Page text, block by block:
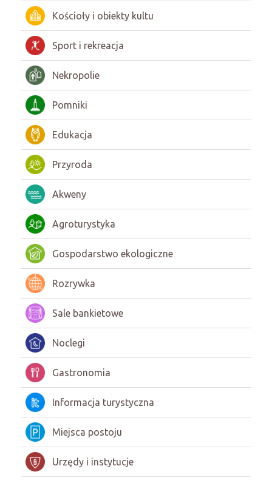
Kościoły i obiekty kultu
Sport i rekreacja
Nekropolie
Pomniki
Edukacja
Przyroda
Akweny
Agroturystyka
Gospodarstwo ekologiczne
Rozrywka
Sale bankietowe
Noclegi
Gastronomia
Informacja turystyczna
Miejsca postoju
Urzędy i instytucje